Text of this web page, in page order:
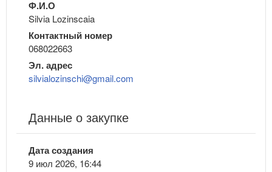
Ф.И.О
Silvia Lozinscaia
Контактный номер
068022663
Эл. адрес
silvialozinschi@gmail.com
Данные о закупке
Дата создания
9 июл 2026, 16:44